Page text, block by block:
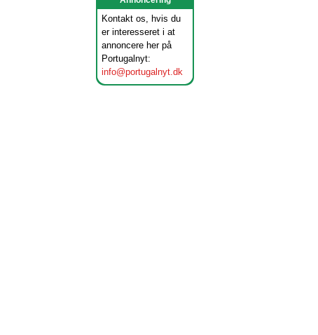
Kontakt os, hvis du
er interesseret i at
annoncere her på
Portugalnyt:
info@portugalnyt.dk